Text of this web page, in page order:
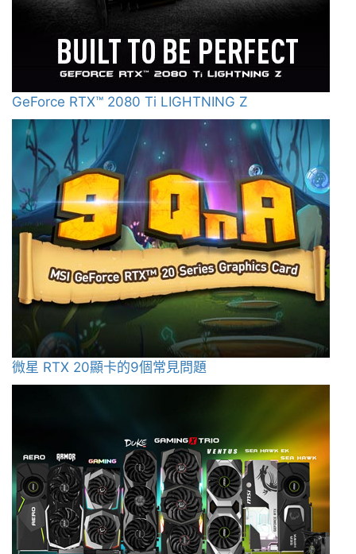
GeForce RTX™ 2080 Ti LIGHTNING Z
微星 RTX 20顯卡的9個常見問題